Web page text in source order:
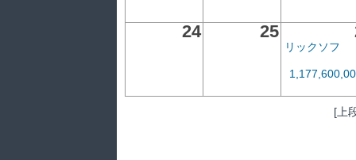
24 25
リックソフ
[上